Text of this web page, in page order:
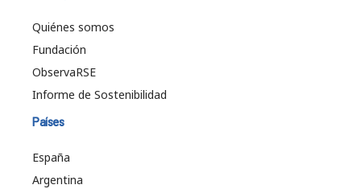
Quiénes somos
Fundación
ObservaRSE
Informe de Sostenibilidad
Países
España
Argentina